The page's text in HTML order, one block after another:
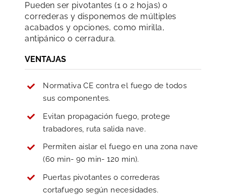
Pueden ser pivotantes (1 o 2 hojas) o
correderas y disponemos de múltiples
acabados y opciones, como mirilla,
antipánico o cerradura.
VENTAJAS
Normativa CE contra el fuego de todos
sus componentes.
Evitan propagación fuego, protege
trabadores, ruta salida nave.
Permiten aislar el fuego en una zona nave
(60 min- 90 min- 120 min).
Puertas pivotantes o correderas
cortafuego según necesidades.